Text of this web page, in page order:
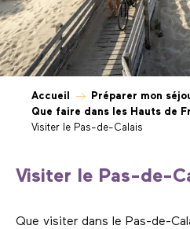
Accueil
Préparer mon
Que faire dans les Hauts de
Visiter le Pas-de-Calais
Visiter le Pas-de-
Que visiter dans le Pas-de-